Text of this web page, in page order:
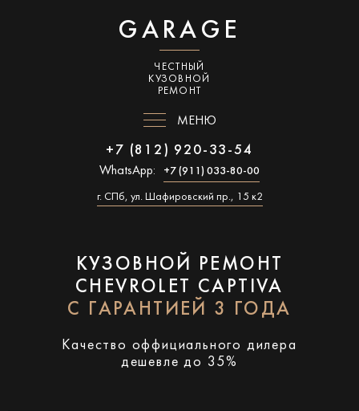
GARAGE
ЧЕСТНЫЙ
КУЗОВНОЙ
РЕМОНТ
МЕНЮ
+7 (812) 920-33-54
WhatsApp: +7 (911) 033-80-00
г. СПб, ул. Шафировский пр., 15 к2
КУЗОВНОЙ РЕМОНТ
CHEVROLET CAPTIVA
С ГАРАНТИЕЙ 3 ГОДА
Качество оффициального дилера
дешевле до 35%